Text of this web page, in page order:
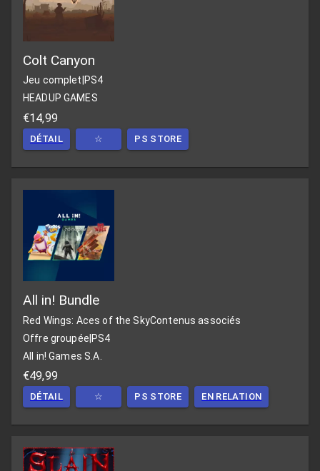
Colt Canyon
Jeu complet PS4
HEADUP GAMES
€14,99
DÉTAIL ☆ PS STORE
All in! Bundle
Red Wings: Aces of the SkyContenus associés
Offre groupée PS4
All in! Games S.A.
€49,99
DÉTAIL ☆ PS STORE EN RELATION